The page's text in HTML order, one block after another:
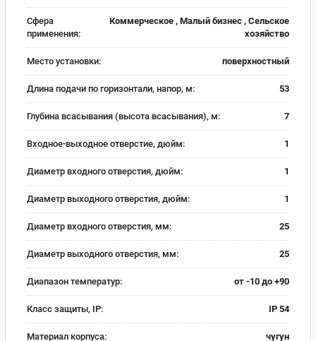
Сфера
применения:
Коммерческое , Малый бизнес , Сельское
хозяйство
Место установки: поверхностный
Длина подачи по горизонтали, напор, м: 53
Глубина всасывания (высота всасывания), м: 7
Входное-выходное отверстие, дюйм: 1
Диаметр входного отверстия, дюйм: 1
Диаметр выходного отверстия, дюйм: 1
Диаметр входного отверстия, мм: 25
Диаметр выходного отверстия, мм: 25
Диапазон температур: от -10 до +90
Класс защиты, IP: IP 54
Материал корпуса: чугун